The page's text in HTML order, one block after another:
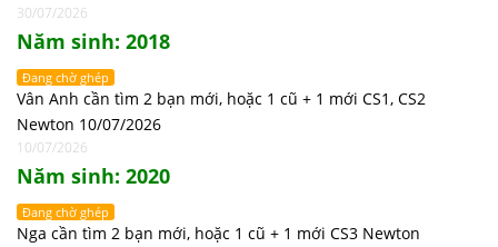
30/07/2026
Năm sinh: 2018
Đang chờ ghép
Vân Anh cần tìm 2 bạn mới, hoặc 1 cũ + 1 mới CS1, CS2
Newton 10/07/2026
10/07/2026
Năm sinh: 2020
Đang chờ ghép
Nga cần tìm 2 bạn mới, hoặc 1 cũ + 1 mới CS3 Newton